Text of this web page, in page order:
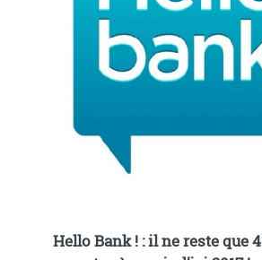
Hello Bank ! : il ne reste que